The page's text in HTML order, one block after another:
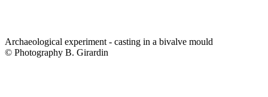
Archaeological experiment - casting in a bivalve mould
© Photography B. Girardin